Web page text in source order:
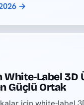
→
White-Label 3D
Güçlü Ortak